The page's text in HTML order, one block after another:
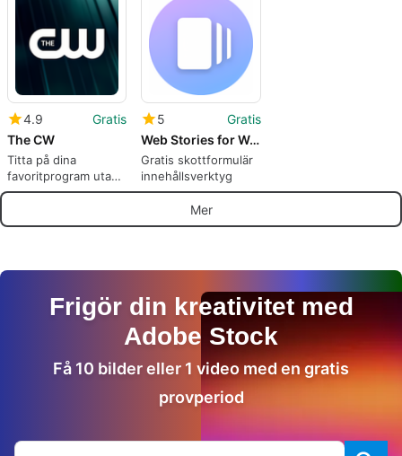
4.9
Gratis
The CW
Titta på dina
favoritprogram utan
kostnad
5
Gratis
Web Stories for WordPress
Gratis skottformulär
innehållsverktyg
Mer
Frigör din kreativitet med
Adobe Stock
Få 10 bilder eller 1 video med en gratis
provperiod
Sök på Adobe.com